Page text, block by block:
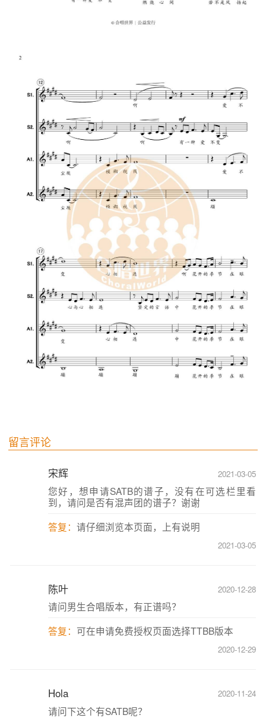
留言评论
↑上拉加载更多
宋辉
您好，想申请SATB的谱子，没有在可选栏里看
到，请问是否有混声团的谱子？谢谢
2021-03-05
答复：请仔细浏览本页面，上有说明
2021-03-05
陈叶
请问男生合唱版本，有正谱吗？
2020-12-28
答复： 可在申请免费授权页面选择TTBB版本
2020-12-29
Hola
请问下这个有SATB呢？
2020-11-24